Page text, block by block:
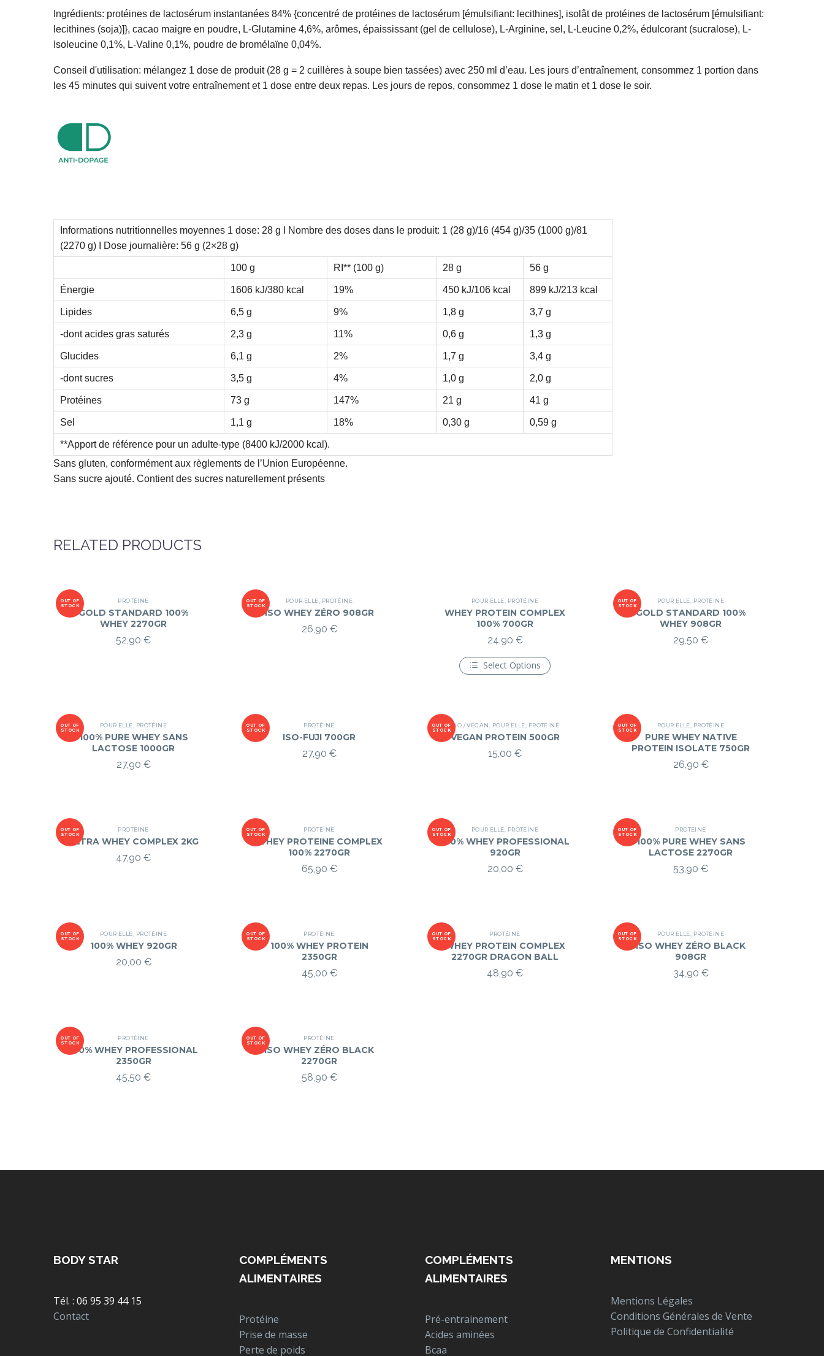
Ingrédients: protéines de lactosérum instantanées 84% {concentré de protéines de lactosérum [émulsifiant: lecithines], isolât de protéines de lactosérum [émulsifiant:
lecithines (soja)]}, cacao maigre en poudre, L-Glutamine 4,6%, arômes, épaississant (gel de cellulose), L-Arginine, sel, L-Leucine 0,2%, édulcorant (sucralose), L-
Isoleucine 0,1%, L-Valine 0,1%, poudre de bromélaïne 0,04%.
Conseil d'utilisation: mélangez 1 dose de produit (28 g = 2 cuillères à soupe bien tassées) avec 250 ml d’eau. Les jours d’entraînement, consommez 1 portion dans
les 45 minutes qui suivent votre entraînement et 1 dose entre deux repas. Les jours de repos, consommez 1 dose le matin et 1 dose le soir.
Informations nutritionnelles moyennes 1 dose: 28 g I Nombre des doses dans le produit: 1 (28 g)/16 (454 g)/35 (1000 g)/81
(2270 g) I Dose journalière: 56 g (2×28 g)
100 g RI** (100 g) 28 g 56 g
Énergie 1606 kJ/380 kcal 19% 450 kJ/106 kcal 899 kJ/213 kcal
Lipides 6,5 g 9% 1,8 g 3,7 g
-dont acides gras saturés 2,3 g 11% 0,6 g 1,3 g
Glucides 6,1 g 2% 1,7 g 3,4 g
-dont sucres 3,5 g 4% 1,0 g 2,0 g
Protéines 73 g 147% 21 g 41 g
Sel 1,1 g 18% 0,30 g 0,59 g
**Apport de référence pour un adulte-type (8400 kJ/2000 kcal).
Sans gluten, conformément aux règlements de l’Union Européenne.
Sans sucre ajouté. Contient des sucres naturellement présents
RELATED PRODUCTS
OUT OF
STOCK
PROTÉINE
GOLD STANDARD 100%
WHEY 2270GR
52,90 €
OUT OF
STOCK
POUR ELLE PROTÉINE
ISO WHEY ZÉRO 908GR
26,90 €
POUR ELLE PROTÉINE
WHEY PROTEIN COMPLEX
100% 700GR
24,90 €
Select Options
Ce
Les
options
peuvent
être
OUT OF
STOCK
POUR ELLE PROTÉINE
GOLD STANDARD 100%
WHEY 908GR
29,50 €
OUT OF
STOCK
POUR ELLE PROTÉINE
100% PURE WHEY SANS
LACTOSE 1000GR
27,90 €
OUT OF
STOCK
PROTÉINE
ISO-FUJI 700GR
27,90 €
OUT OF
STOCK
BIO / VÉGAN POUR ELLE PROTÉINE
VEGAN PROTEIN 500GR
15,00 €
OUT OF
STOCK
POUR ELLE PROTÉINE
PURE WHEY NATIVE
PROTEIN ISOLATE 750GR
26,90 €
OUT OF
STOCK
PROTÉINE
ULTRA WHEY COMPLEX 2KG
47,90 €
OUT OF
STOCK
PROTÉINE
WHEY PROTEINE COMPLEX
100% 2270GR
65,90 €
OUT OF
STOCK
POUR ELLE PROTÉINE
100% WHEY PROFESSIONAL
920GR
20,00 €
OUT OF
STOCK
PROTÉINE
100% PURE WHEY SANS
LACTOSE 2270GR
53,90 €
OUT OF
STOCK
POUR ELLE PROTÉINE
100% WHEY 920GR
20,00 €
OUT OF
STOCK
PROTÉINE
100% WHEY PROTEIN
2350GR
45,00 €
OUT OF
STOCK
PROTÉINE
WHEY PROTEIN COMPLEX
2270GR DRAGON BALL
48,90 €
OUT OF
STOCK
POUR ELLE PROTÉINE
ISO WHEY ZÉRO BLACK
908GR
34,90 €
OUT OF
STOCK
PROTÉINE
100% WHEY PROFESSIONAL
2350GR
45,50 €
OUT OF
STOCK
PROTÉINE
ISO WHEY ZÉRO BLACK
2270GR
58,90 €
BODY STAR
Tél. : 06 95 39 44 15
Contact
COMPLÉMENTS
ALIMENTAIRES
Protéine
Prise de masse
Perte de poids
COMPLÉMENTS
ALIMENTAIRES
Pré-entrainement
Acides aminées
Bcaa
MENTIONS
Mentions Légales
Conditions Générales de Vente
Politique de Confidentialité